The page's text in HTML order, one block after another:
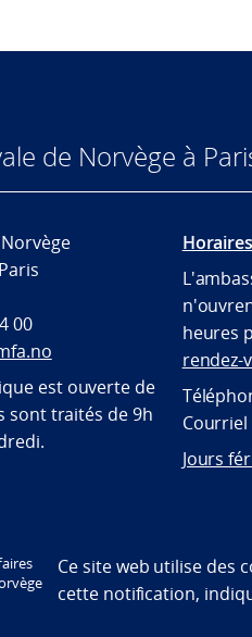
de Norvège à
00
est ouverte de
sont traités de 9h
heures
rendez-
Courriel
Jours
/ Accessibility statement
Ce site web utilise des
cette notification,